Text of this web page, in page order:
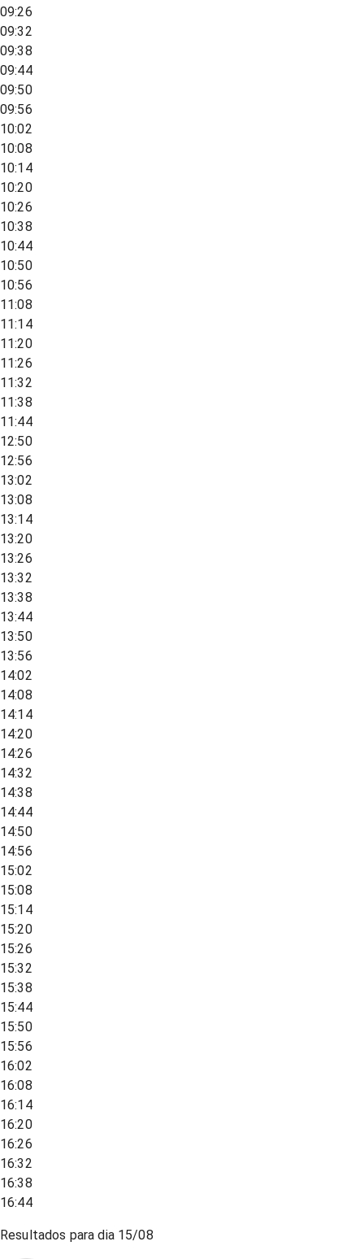
09:26
09:32
09:38
09:44
09:50
09:56
10:02
10:08
10:14
10:20
10:26
10:38
10:44
10:50
10:56
11:08
11:14
11:20
11:26
11:32
11:38
11:44
12:50
12:56
13:02
13:08
13:14
13:20
13:26
13:32
13:38
13:44
13:50
13:56
14:02
14:08
14:14
14:20
14:26
14:32
14:38
14:44
14:50
14:56
15:02
15:08
15:14
15:20
15:26
15:32
15:38
15:44
15:50
15:56
16:02
16:08
16:14
16:20
16:26
16:32
16:38
16:44
Resultados para dia 15/08